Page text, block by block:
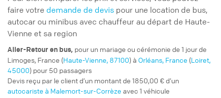
faire votre demande de devis pour une location de bus,
autocar ou minibus avec chauffeur au départ de Haute-
Vienne et sa region
Aller-Retouren bus, pour un mariage ou cérémonie de 1 jour de
Limoges, France (Haute-Vienne, 87100) à Orléans, France (Loiret,
45000) pour 50 passagers
Devis reçu par le client d’un montant de 1850,00 € d’un
autocariste à Malemort-sur-Corrèze avec 1 véhicule